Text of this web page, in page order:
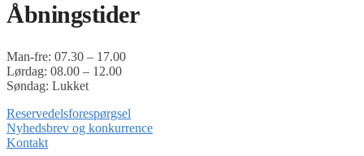
Åbningstider
Man-fre: 07.30 – 17.00
Lørdag: 08.00 – 12.00
Søndag: Lukket
Reservedelsforespørgsel
Nyhedsbrev og konkurrence
Kontakt